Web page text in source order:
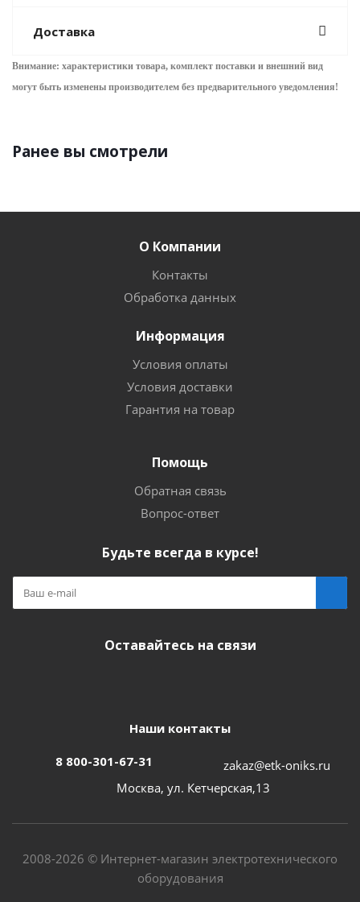
Доставка
Внимание: характеристики товара, комплект поставки и внешний вид
могут быть изменены производителем без предварительного уведомления!
Ранее вы смотрели
О Компании
Контакты
Обработка данных
Информация
Условия оплаты
Условия доставки
Гарантия на товар
Помощь
Обратная связь
Вопрос-ответ
Будьте всегда в курсе!
Оставайтесь на связи
Наши контакты
8 800-301-67-31
zakaz@etk-oniks.ru
Москва, ул. Кетчерская,13
2008-2026 © Интернет-магазин электротехнического
оборудования